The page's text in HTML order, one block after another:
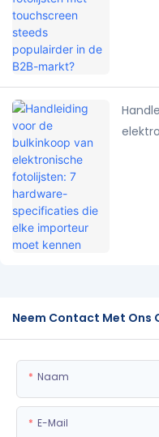
Neem Contact Met Ons
Naam
E-Mail